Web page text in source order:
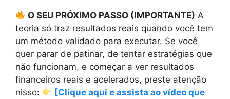
O SEU PRÓXIMO PASSO (IMPORTANTE) A
teoria só traz resultados reais quando você tem
um método validado para executar. Se você
quer parar de patinar, de tentar estratégias que
não funcionam, e começar a ver resultados
financeiros reais e acelerados, preste atenção
nisso:
[Clique aqui e assista ao vídeo que